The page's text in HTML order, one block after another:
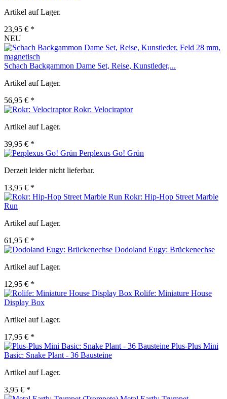
Artikel auf Lager.
23,95 € *
NEU
Schach Backgammon Dame Set, Reise, Kunstleder,...
Artikel auf Lager.
56,95 € *
Rokr: Velociraptor
Artikel auf Lager.
39,95 € *
Perplexus Go! Grün
Derzeit leider nicht lieferbar.
13,95 € *
Rokr: Hip-Hop Street Marble
Run
Artikel auf Lager.
61,95 € *
Dodoland Eugy: Brückenechse
Artikel auf Lager.
12,95 € *
Rolife: Miniature House
Display Box
Artikel auf Lager.
17,95 € *
Plus-Plus Mini
Basic: Snake Plant - 36 Bausteine
Artikel auf Lager.
3,95 € *